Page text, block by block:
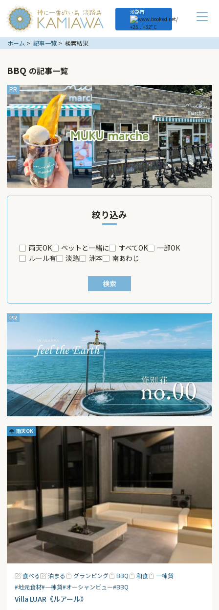
淡路市
+25...+32° C
ホーム 記事一覧 検索結果
BBQ の記事一覧
絞り込み
雨天OK ペットと一緒に すべてOK
一部OK
ルール有
淡路 洲本 南あわじ
雨天OK
グランピング BBQ
食べる 泊まる 和食
一棟貸
#地元食材#一棟貸#オーシャンビュー#BBQ
Villa LUAR《ルアール》